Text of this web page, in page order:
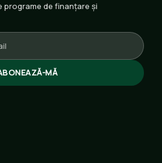
de finanțare și
MĂ